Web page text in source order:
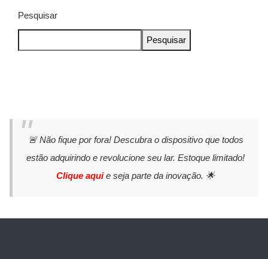
Pesquisar
Pesquisar
🚨 Não fique por fora! Descubra o dispositivo que todos
estão adquirindo e revolucione seu lar. Estoque limitado!
Clique aquie seja parte da inovação. 🌟